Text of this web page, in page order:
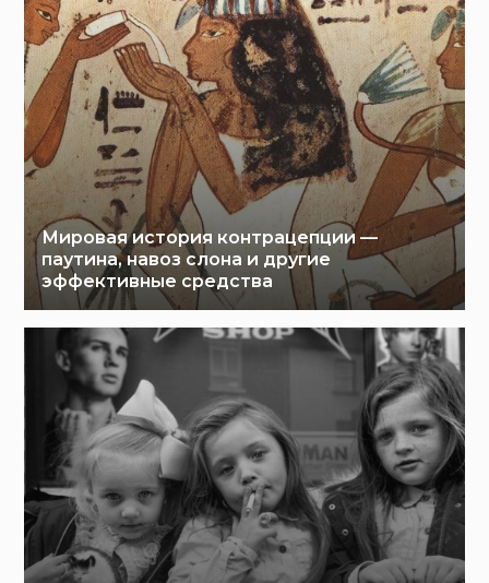
Мировая история контрацепции —
паутина, навоз слона и другие
эффективные средства